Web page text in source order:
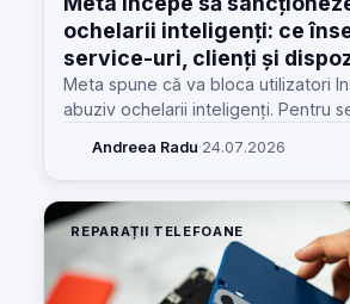
ochelarii inteligenți: ce
service-uri, clienți și
Meta spune că va bloca utilizatori
abuziv ochelarii inteligenți. Pentru
confidențialitate și așteptări noi de
Andreea Radu·24.07.2026
REPARAȚII TELEFOANE